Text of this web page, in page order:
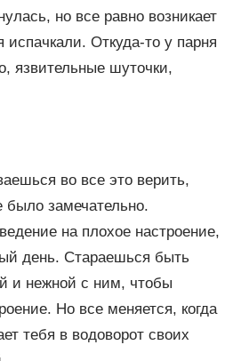
но все равно возникает
Откуда-то у парня
язвительные шуточки,
во все это верить,
было замечательно.
на плохое настроение,
день. Стараешься быть
и нежной с ним, чтобы
Но все меняется, когда
тебя в водоворот своих